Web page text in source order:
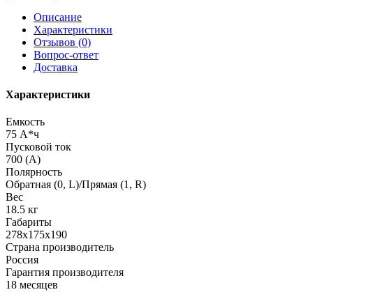
Описание
Характеристики
Отзывов (0)
Вопрос-ответ
Доставка
Характеристики
Емкость
75 А*ч
Пусковой ток
700 (А)
Полярность
Обратная (0, L)/Прямая (1, R)
Вес
18.5 кг
Габариты
278х175х190
Страна производитель
Россия
Гарантия производителя
18 месяцев